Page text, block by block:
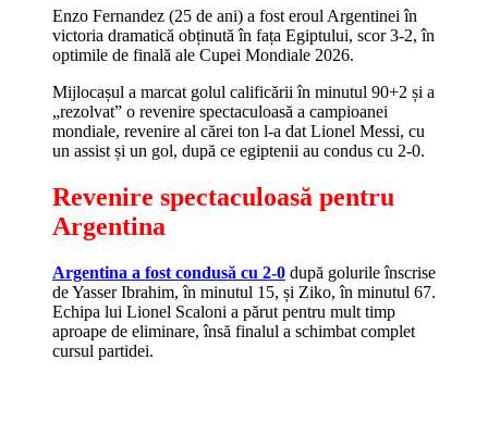
Enzo Fernandez (25 de ani) a fost eroul Argentinei în
victoria dramatică obținută în fața Egiptului, scor 3-2, în
optimile de finală ale Cupei Mondiale 2026.
Mijlocașul a marcat golul calificării în minutul 90+2 și a
„rezolvat” o revenire spectaculoasă a campioanei
mondiale, revenire al cărei ton l-a dat Lionel Messi, cu
un assist și un gol, după ce egiptenii au condus cu 2-0.
Revenire spectaculoasă pentru
Argentina
Argentina a fost condusă cu 2-0 după golurile înscrise
de Yasser Ibrahim, în minutul 15, și Ziko, în minutul 67.
Echipa lui Lionel Scaloni a părut pentru mult timp
aproape de eliminare, însă finalul a schimbat complet
cursul partidei.